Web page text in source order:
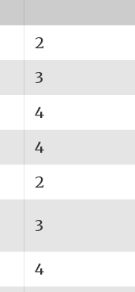
2
3
4
4
2
3
4